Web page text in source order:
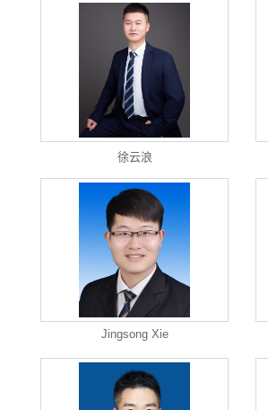
徐云浪
Jingsong Xie